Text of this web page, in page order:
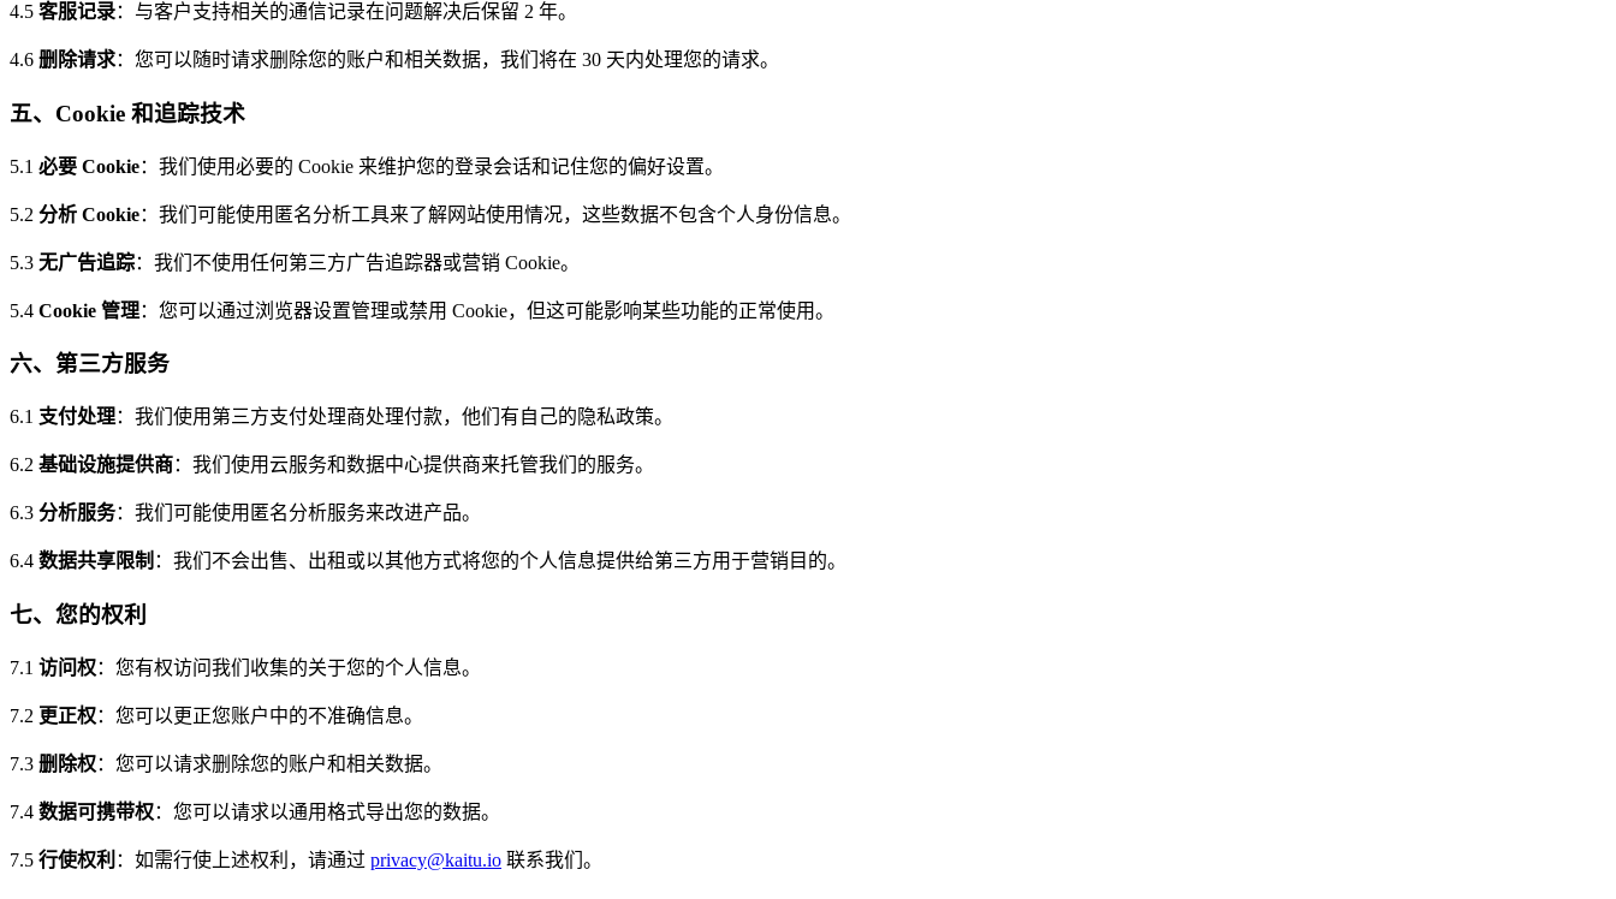
4.5 客服记录：与客户支持相关的通信记录在问题解决后保留 2 年。
4.6 删除请求：您可以随时请求删除您的账户和相关数据，我们将在 30 天内处理您的请求。
五、Cookie 和追踪技术
5.1 必要 Cookie：我们使用必要的 Cookie 来维护您的登录会话和记住您的偏好设置。
5.2 分析 Cookie：我们可能使用匿名分析工具来了解网站使用情况，这些数据不包含个人身份信息。
5.3 无广告追踪：我们不使用任何第三方广告追踪器或营销 Cookie。
5.4 Cookie 管理：您可以通过浏览器设置管理或禁用 Cookie，但这可能影响某些功能的正常使用。
六、第三方服务
6.1 支付处理：我们使用第三方支付处理商处理付款，他们有自己的隐私政策。
6.2 基础设施提供商：我们使用云服务和数据中心提供商来托管我们的服务。
6.3 分析服务：我们可能使用匿名分析服务来改进产品。
6.4 数据共享限制 ：我们不会出售、出租或以其他方式将您的个人信息提供给第三方用于营销目的。
七、您的权利
7.1 访问权：您有权访问我们收集的关于您的个人信息。
7.2 更正权：您可以更正您账户中的不准确信息。
7.3 删除权：您可以请求删除您的账户和相关数据。
7.4 数据可携带权：您可以请求以通用格式导出您的数据。
7.5 行使权利 ：如需行使上述权利，请通过 privacy@kaitu.io 联系我们。